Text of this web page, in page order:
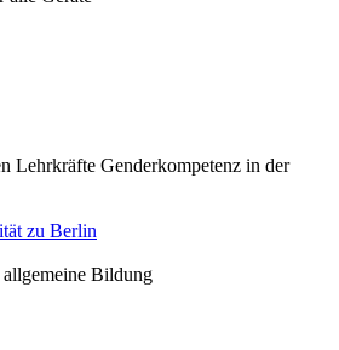
Lehrkräfte Genderkompetenz in der
zu Berlin
Bildung